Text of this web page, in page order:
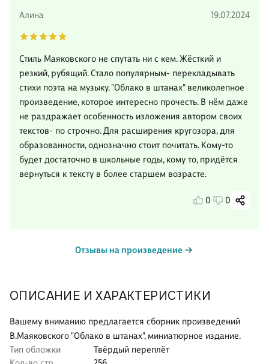
ОПИСАНИЕ И ХАРАКТЕРИСТИКИ
Вашему вниманию предлагается сборник произведений
В.Маяковского "Облако в штанах", миниатюрное издание.
Тип обложки
Твёрдый переплёт
Алина 19.07.2024
Стиль Маяковского не спутать ни с кем. Жёсткий и
резкий, рубящий. Стало популярным- перекладывать
стихи поэта на музыку. "Облако в штанах" великолепное
произведение, которое интересно прочесть. В нём даже
не раздражает особенность изложения автором своих
текстов- по строчно. Для расширения кругозора, для
образованности, однозначно стоит почитать. Кому-то
будет достаточно в школьные годы, кому то, придётся
вернуться к тексту в более старшем возрасте.
0 0
Отзывы на произведение